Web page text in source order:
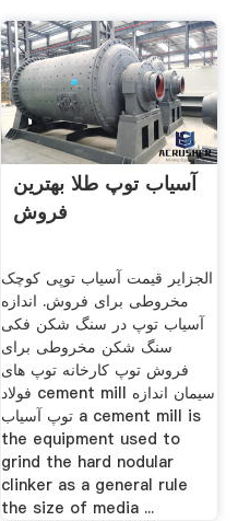
آسیاب توپ طلا بهترین
فروش
الجزایر قیمت آسیاب توپی کوچک
مخروطی برای فروش. اندازه
آسیاب توپ در سنگ شکن فکی
سنگ شکن مخروطی برای
فروش توپ کارخانه توپ های
فولاد cement mill سیمان اندازه
توپ آسیاب a cement mill is
the equipment used to
grind the hard nodular
clinker as a general rule
the size of media ...